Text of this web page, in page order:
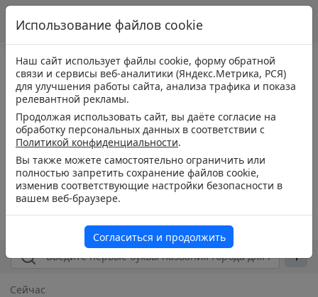
Сейчас
Использование файлов cookie
Наш сайт использует файлы cookie, форму обратной
связи и сервисы веб-аналитики (Яндекс.Метрика, РСЯ)
для улучшения работы сайта, анализа трафика и показа
релевантной рекламы.
Продолжая использовать сайт, вы даёте согласие на
обработку персональных данных в соответствии с
Политикой конфиденциальности.
Вы также можете самостоятельно ограничить или
полностью запретить сохранение файлов cookie,
изменив соответствующие настройки безопасности в
вашем веб-браузере.
Согласиться и продолжить